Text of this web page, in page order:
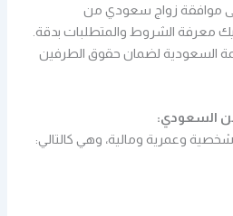
موافقة زواج سعودي من
معرفة الشروط والمتطلبات بدقة.
السعودية لضمان حقوق الطرفين
السعودي:
وعمرية ومالية، وهي كالتالي: